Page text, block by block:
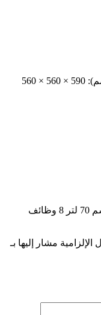
560
كن أول من يقيم “فرن بلت ان كهرباء 60 سم 70 لتر 8 وظائف
الإلزامية مشار إليها بـ